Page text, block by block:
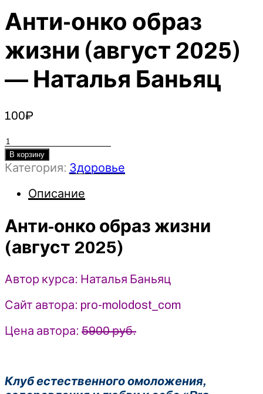
Анти-онко образ
жизни (август 2025)
— Наталья Баньяц
100₽
Количество
товара
Анти-
образ
(август
2025)
-
Баньяц
В корзину
Категория: Здоровье
Описание
Анти-онко образ жизни
(август 2025)
Автор курса: Наталья Баньяц
Сайт автора: pro-molodost_com
Цена автора: 5900 руб.
Клуб естественного омоложения,